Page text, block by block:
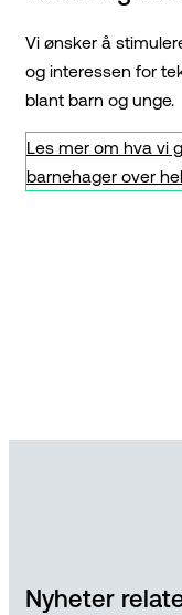
Vi ønsker å
og interessen for
blant barn og unge.
Les mer om hva vi
barnehager over
Nyheter